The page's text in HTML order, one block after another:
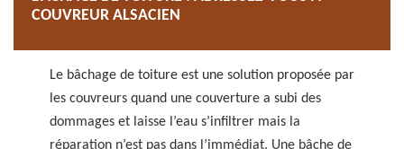
COUVREUR ALSACIEN
Le bâchage de toiture est une solution proposée par
les couvreurs quand une couverture a subi des
dommages et laisse l’eau s’infiltrer mais la
réparation n’est pas dans l’immédiat. Une bâche de